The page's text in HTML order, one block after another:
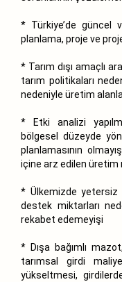
* Türkiye’de güncel
planlama, proje ve
* Tarım dışı amaçlı
tarım politikaları
nedeniyle üretim
* Etki analizi
bölgesel düzeyde
planlamasının
içine arz edilen üretim
* Ülkemizde yetersiz
destek miktarları
rekabet edemeyişi
* Dışa bağımlı
tarımsal girdi
yükseltmesi,